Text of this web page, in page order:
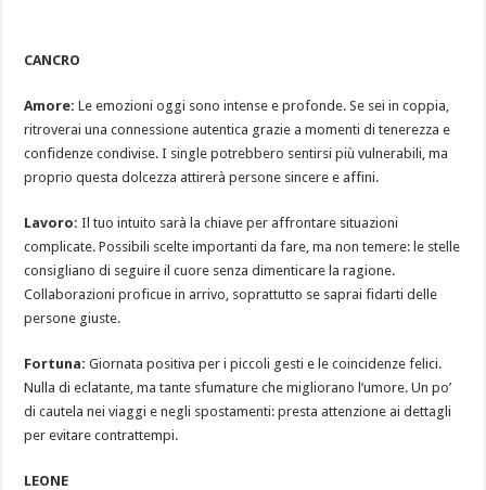
CANCRO
Amore: Le emozioni oggi sono intense e profonde. Se sei in coppia,
ritroverai una connessione autentica grazie a momenti di tenerezza e
confidenze condivise. I single potrebbero sentirsi più vulnerabili, ma
proprio questa dolcezza attirerà persone sincere e affini.
Lavoro: Il tuo intuito sarà la chiave per affrontare situazioni
complicate. Possibili scelte importanti da fare, ma non temere: le stelle
consigliano di seguire il cuore senza dimenticare la ragione.
Collaborazioni proficue in arrivo, soprattutto se saprai fidarti delle
persone giuste.
Fortuna: Giornata positiva per i piccoli gesti e le coincidenze felici.
Nulla di eclatante, ma tante sfumature che migliorano l’umore. Un po’
di cautela nei viaggi e negli spostamenti: presta attenzione ai dettagli
per evitare contrattempi.
LEONE